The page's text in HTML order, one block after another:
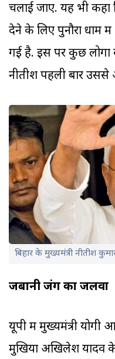
चलाई जाए. यह भी कहा
देने के लिए पुनौरा धाम
गई है. इस पर कुछ लोगों
नीतीश पहली बार उससे
बिहार के मुख्यमंत्री नीतीश
जबानी जंग का जलवा
यूपी में मुख्यमंत्री योगी
मुखिया अखिलेश यादव